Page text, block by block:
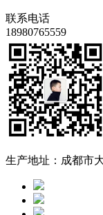
联系电话
18980765559
生产地址：成都市